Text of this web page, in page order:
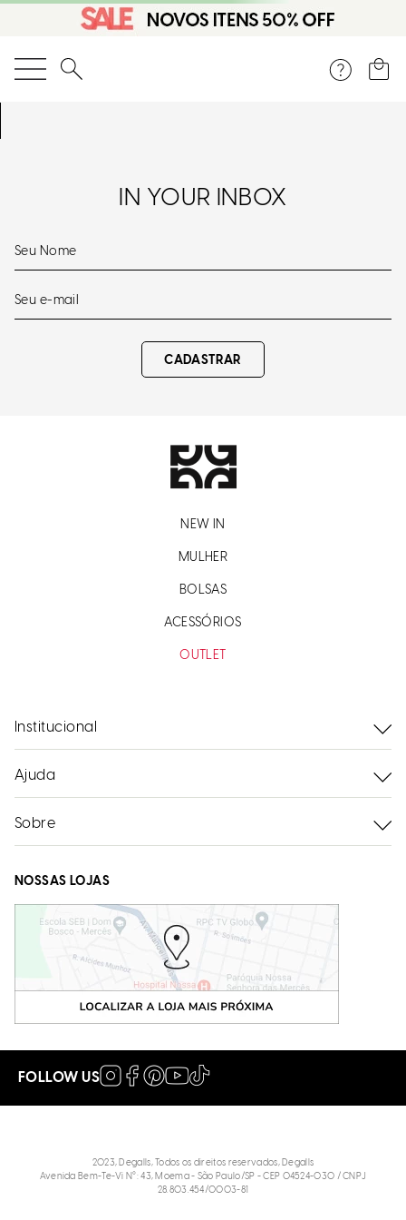
O que você está procurando?
IN YOUR INBOX
CADASTRAR
NEW IN
MULHER
BOLSAS
ACESSÓRIOS
OUTLET
Institucional
Ajuda
Sobre
NOSSAS LOJAS
FOLLOW US
2023, Degalls, Todos os direitos reservados, Degalls
Avenida Bem-Te-Vi N°: 43, Moema - São Paulo/SP - CEP 04524-030 / CNPJ
28.803.454/0003-81